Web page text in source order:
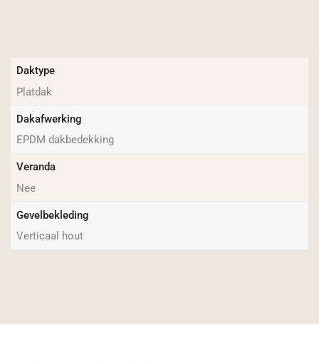
Daktype
Platdak
Dakafwerking
EPDM dakbedekking
Veranda
Nee
Gevelbekleding
Verticaal hout